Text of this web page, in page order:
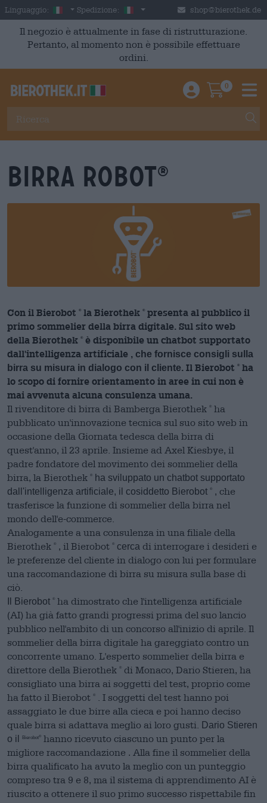
Skip to main content
Linguaggio: Italian
Spedizione: Italia shop@bierothek.de
Il negozio è attualmente in fase di ristrutturazione.
Pertanto, al momento non è possibile effettuare
ordini.
Einloggen /
0
Birra Robot®
Con il Bierobot ® la Bierothek ®
presenta al pubblico il
primo sommelier della birra digitale. Sul sito web
della Bierothek
®
è disponibile un chatbot supportato
dall'intelligenza artificiale , che fornisce consigli sulla
birra su misura in dialogo con il cliente. Il Bierobot ®
ha
lo scopo di fornire orientamento in aree in cui non è
mai avvenuta alcuna consulenza umana.
Il rivenditore di birra di Bamberga Bierothek ®
ha
pubblicato un'innovazione tecnica sul suo sito web in
occasione della Giornata tedesca della birra di
quest'anno, il 23 aprile. Insieme ad Axel Kiesbye, il
padre fondatore del movimento dei sommelier della
birra, la Bierothek ®
ha sviluppato un chatbot supportato
dall'intelligenza artificiale, il cosiddetto Bierobot
®
, che
trasferisce la funzione di sommelier della birra nel
mondo dell'e-commerce.
Analogamente a una consulenza in una filiale della
Bierothek
® , il Bierobot ® cerca di interrogare i desideri e
le preferenze del cliente in dialogo con lui per formulare
una raccomandazione di birra su misura sulla base di
ciò.
Il Bierobot ®
ha dimostrato che l'intelligenza artificiale
(AI) ha già fatto grandi progressi prima del suo lancio
pubblico nell'ambito di un concorso all'inizio di aprile. Il
sommelier della birra digitale ha gareggiato contro un
concorrente umano. L'esperto sommelier della birra e
direttore della Bierothek
®
di Monaco, Dario Stieren, ha
consigliato una birra ai soggetti del test, proprio come
ha fatto il Bierobot
®
. I soggetti del test hanno poi
assaggiato le due birre alla cieca e poi hanno deciso
quale birra si adattava meglio ai loro gusti.
Dario Stieren
o il
Bierobot® hanno ricevuto ciascuno un punto per la
migliore raccomandazione . Alla fine il sommelier della
birra qualificato ha avuto la meglio con un punteggio
compreso tra 9 e 8, ma il sistema di apprendimento AI è
riuscito a ottenere il suo primo successo rispettabile fin